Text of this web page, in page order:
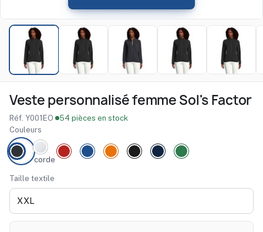
Veste personnalisé femme Sol's Factor
Réf. Y001EO· 54 pièces en stock
Couleurs
corde
Taille textile